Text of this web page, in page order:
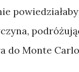
do Monte